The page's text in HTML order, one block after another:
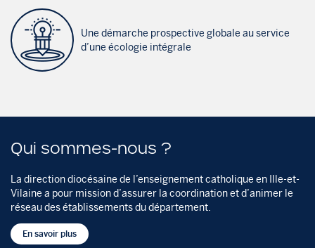
Une démarche prospective globale au service
d’une écologie intégrale
Qui sommes-nous ?
La direction diocésaine de l’enseignement catholique en Ille-et-
Vilaine a pour mission d’assurer la coordination et d’animer le
réseau des établissements du département.
En savoir plus